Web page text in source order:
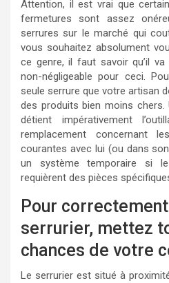
Attention, il est vrai que
fermetures sont assez
serrures sur le marché qui
vous souhaitez absolument
ce genre, il faut savoir qu’il
non-négligeable pour ceci.
seule serrure que votre artisan
des produits bien moins chers.
détient impérativement
remplacement concernant
courantes avec lui (ou dans
un système temporaire si
requièrent des pièces
Pour
serrurier, mettez
chances de votre
Le serrurier est situé à